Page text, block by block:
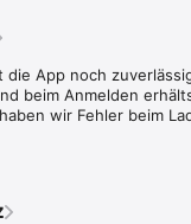
die App noch
beim Anmelden
wir Fehler beim